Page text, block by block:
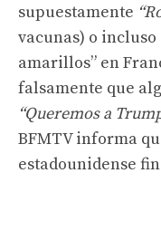
supuestamente
vacunas) o
amarillos” en
falsamente que
“Queremos a
BFMTV informa
estadounidense